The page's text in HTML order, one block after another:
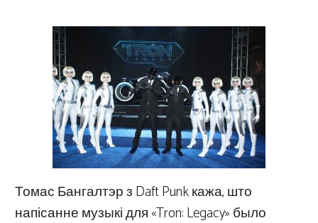
Томас Бангалтэр з Daft Punk кажа, што
напісанне музыкі для «Tron: Legacy» было